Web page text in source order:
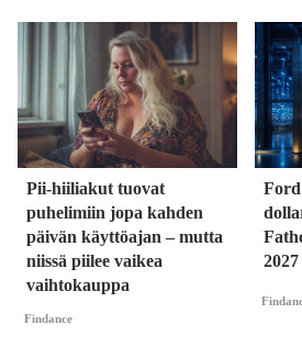
Pii-hiiliakut tuovat
puhelimiin jopa kahden
päivän käyttöajan – mutta
niissä piilee vaikea
vaihtokauppa
Findance
Ford
2027